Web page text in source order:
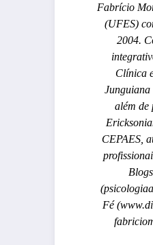
Fabrício
(UFES)
2004.
Clínica
Junguiana
além de
CEPAES,
Fé